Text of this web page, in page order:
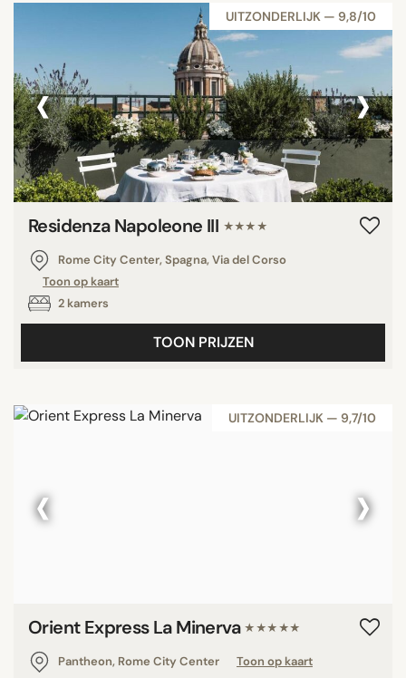
UITZONDERLIJK — 9,8/10
‹ ›
Residenza Napoleone III ★★★★
Rome City Center, Spagna, Via del Corso
Toon op kaart
2 kamers
TOON PRIJZEN
UITZONDERLIJK — 9,7/10
‹ ›
Orient Express La Minerva ★★★★★
Pantheon, Rome City Center
Toon op kaart